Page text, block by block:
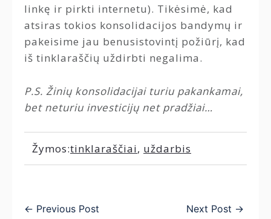
linkę ir pirkti internetu). Tikėsimė, kad
atsiras tokios konsolidacijos bandymų ir
pakeisime jau benusistovintį požiūrį, kad
iš tinklaraščių uždirbti negalima.
P.S. Žinių konsolidacijai turiu pakankamai,
bet neturiu investicijų net pradžiai…
Žymos:tinklaraščiai, uždarbis
← Previous Post Next Post →